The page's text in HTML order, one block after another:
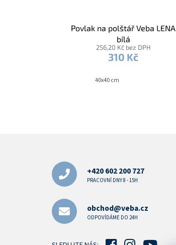
Povlak na polštář Veba LENA
bílá
256,20 Kč bez DPH
310 Kč
40x40 cm
+420 602 200 727
PRACOVNÍ DNY 8 - 15H
obchod@veba.cz
ODPOVÍDÁME DO 24H